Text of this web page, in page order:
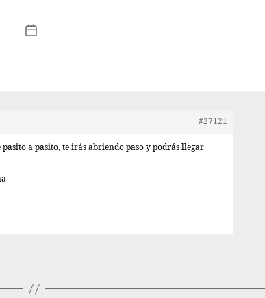
#27121
pasito a pasito, te irás abriendo paso y podrás llegar